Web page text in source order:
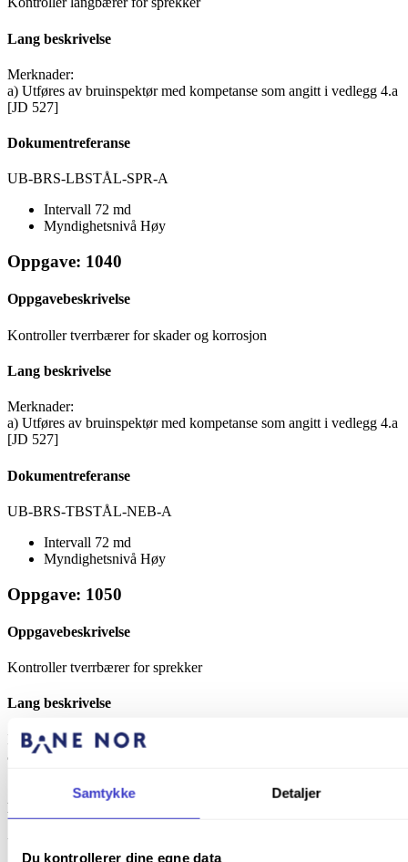
Samtykke Detaljer
Du kontrollerer dine egne data
Lang beskrivelse
Merknader:
a) Utføres av bruinspektør med kompetanse som angitt i vedlegg 4.a
[JD 527]
Dokumentreferanse
UB-BRS-LBSTÅL-SPR-A
Intervall 72 md
Myndighetsnivå Høy
Oppgave: 1040
Oppgavebeskrivelse
Kontroller tverrbærer for skader og korrosjon
Lang beskrivelse
Merknader:
a) Utføres av bruinspektør med kompetanse som angitt i vedlegg 4.a
[JD 527]
Dokumentreferanse
UB-BRS-TBSTÅL-NEB-A
Intervall 72 md
Myndighetsnivå Høy
Oppgave: 1050
Oppgavebeskrivelse
Kontroller tverrbærer for sprekker
Lang beskrivelse
Merknader:
a) Utføres av bruinspektør med kompetanse som angitt i vedlegg 4.a
Dokumentreferanse
UB-BRS-TBSTÅL-SPR-A